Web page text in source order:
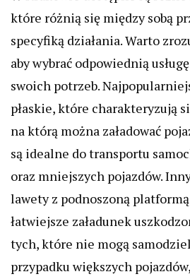
które różnią się między sobą
specyfiką działania. Warto
aby wybrać odpowiednią
swoich potrzeb.
płaskie, które charakteryzują
na którą można załadować
są idealne do transportu
oraz mniejszych pojazdów.
lawety z podnoszoną
łatwiejsze załadunek
tych, które nie mogą
przypadku większych